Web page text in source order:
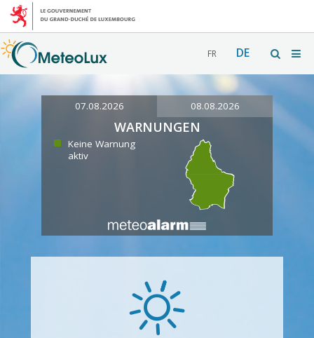
FR DE
07.08.2026 08.08.2026
WARNUNGEN
Keine Warnung
aktiv